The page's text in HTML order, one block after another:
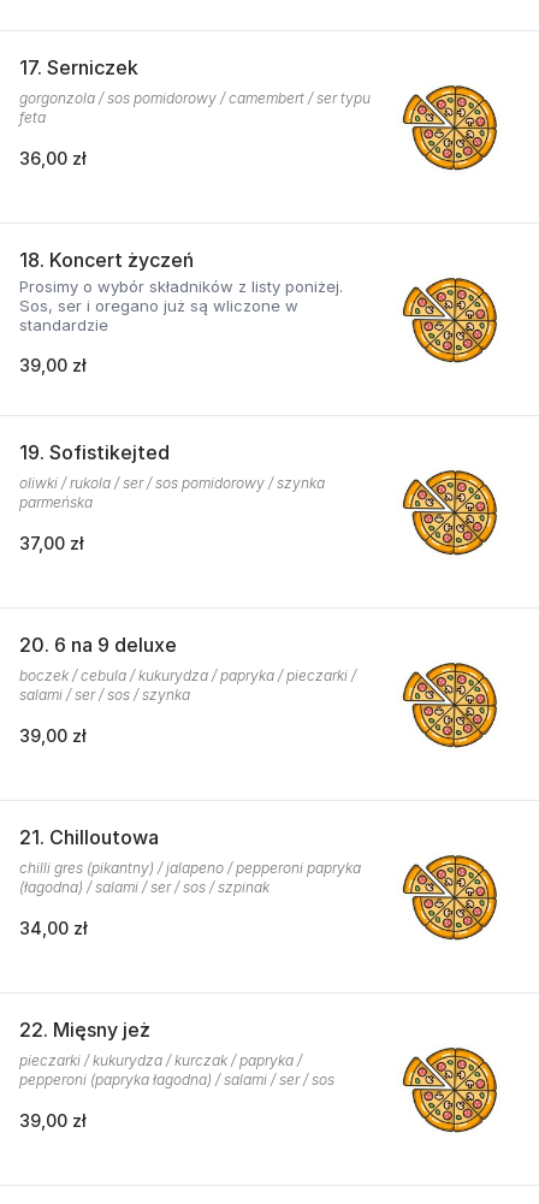
17. Serniczek
gorgonzola / sos pomidorowy / camembert / ser typu
feta
36,00 zł
18. Koncert życzeń
Prosimy o wybór składników z listy poniżej.
Sos, ser i oregano już są wliczone w
standardzie
39,00 zł
19. Sofistikejted
oliwki / rukola / ser / sos pomidorowy / szynka
parmeńska
37,00 zł
20. 6 na 9 deluxe
boczek / cebula / kukurydza / papryka / pieczarki /
salami / ser / sos / szynka
39,00 zł
21. Chilloutowa
chilli gres (pikantny) / jalapeno / pepperoni papryka
(łagodna) / salami / ser / sos / szpinak
34,00 zł
22. Mięsny jeż
pieczarki / kukurydza / kurczak / papryka /
pepperoni (papryka łagodna) / salami / ser / sos
39,00 zł